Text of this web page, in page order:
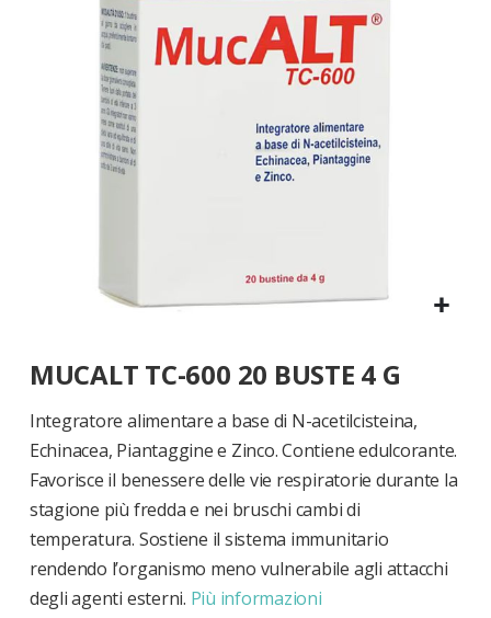
all'inizio
galleria
di
immagini
MUCALT TC-600 20 BUSTE 4 G
Integratore alimentare a base di N-acetilcisteina,
Echinacea, Piantaggine e Zinco. Contiene edulcorante.
Favorisce il benessere delle vie respiratorie durante la
stagione più fredda e nei bruschi cambi di
temperatura. Sostiene il sistema immunitario
rendendo l’organismo meno vulnerabile agli attacchi
degli agenti esterni. Più informazioni